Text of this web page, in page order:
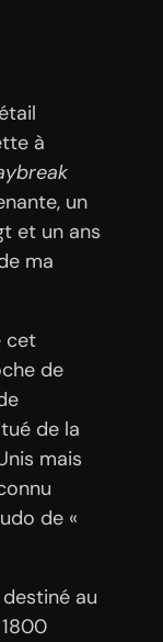
à
un
et un ans
ma
cet
de
de la
mais
de «
au